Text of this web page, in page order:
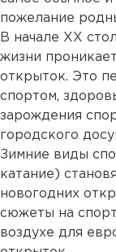
пожелание
В начале XX
жизни
открыток. Это
спортом,
зарождения
городского
Зимние виды
катание)
новогодних
сюжеты на
воздухе для